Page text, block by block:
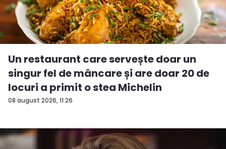
08 august 2026, 11:26
Un restaurant care servește doar un
singur fel de mâncare și are doar 20 de
locuri a primit o stea Michelin